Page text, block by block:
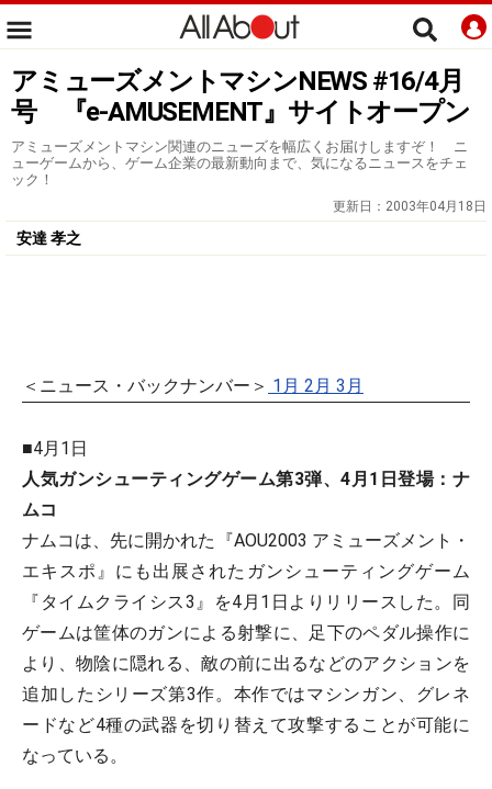
アミューズメントマシンNEWS #16/4月
号 『e-AMUSEMENT』サイトオープン
アミューズメントマシン関連のニューズを幅広くお届けしますぞ！ ニ
ューゲームから、ゲーム企業の最新動向まで、気になるニュースをチェ
ック！
更新日： 2003年04月18日
安達 孝之
＜ニュース・バックナンバー＞ 1月 2月 3月
■4月1日
人気ガンシューティングゲーム第3弾、4月1日登場：ナ
ムコ
ナムコは、先に開かれた『AOU2003 アミューズメント・
エキスポ』にも出展されたガンシューティングゲーム
『タイムクライシス3』を4月1日よりリリースした。同
ゲームは筐体のガンによる射撃に、足下のペダル操作に
より、物陰に隠れる、敵の前に出るなどのアクションを
追加したシリーズ第3作。本作ではマシンガン、グレネ
ードなど4種の武器を切り替えて攻撃することが可能に
なっている。